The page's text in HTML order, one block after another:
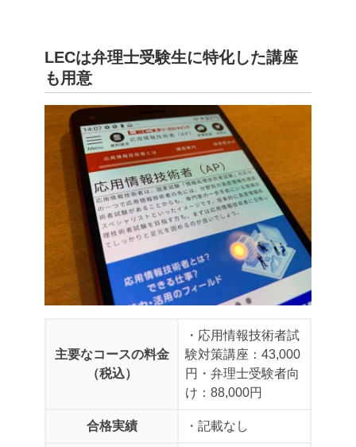
LECは弁理士受験生に特化した講座
も用意
主要なコースの料金
（税込）
・応用情報技術者試
験対策講座：43,000
円 ・弁理士受験者向
け：88,000円
合格実績 ・記載なし